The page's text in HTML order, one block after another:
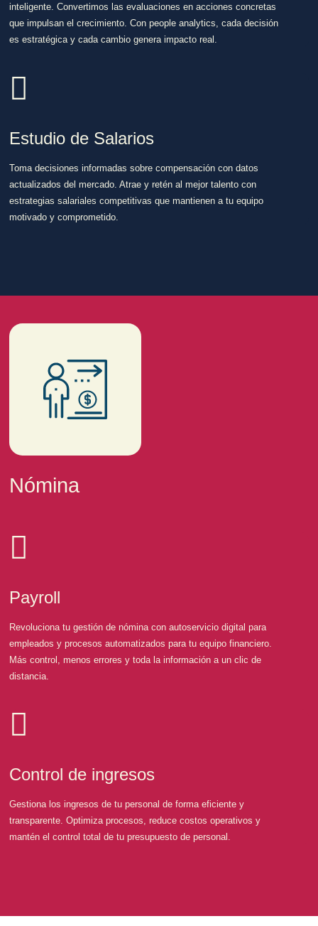
inteligente. Convertimos las evaluaciones en acciones concretas
que impulsan el crecimiento. Con people analytics, cada decisión
es estratégica y cada cambio genera impacto real.
Estudio de Salarios
Toma decisiones informadas sobre compensación con datos
actualizados del mercado. Atrae y retén al mejor talento con
estrategias salariales competitivas que mantienen a tu equipo
motivado y comprometido.
Nómina
Payroll
Revoluciona tu gestión de nómina con autoservicio digital para
empleados y procesos automatizados para tu equipo financiero.
Más control, menos errores y toda la información a un clic de
distancia.
Control de ingresos
Gestiona los ingresos de tu personal de forma eficiente y
transparente. Optimiza procesos, reduce costos operativos y
mantén el control total de tu presupuesto de personal.